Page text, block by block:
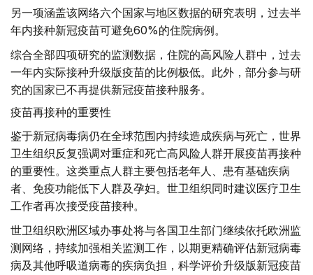
另一项涵盖该网络六个国家与地区数据的研究表明，过去半
年内接种新冠疫苗可避免60%的住院病例。
综合全部四项研究的监测数据，住院的高风险人群中，过去
一年内实际接种升级版疫苗的比例极低。此外，部分参与研
究的国家已不再提供新冠疫苗接种服务。
疫苗再接种的重要性
鉴于新冠病毒病仍在全球范围内持续造成疾病与死亡，世界
卫生组织反复强调对重症和死亡高风险人群开展疫苗再接种
的重要性。这类重点人群主要包括老年人、患有基础疾病
者、免疫功能低下人群及孕妇。世卫组织同时建议医疗卫生
工作者再次接受疫苗接种。
世卫组织欧洲区域办事处将与各国卫生部门继续依托欧洲监
测网络，持续加强相关监测工作，以期更精确评估新冠病毒
病及其他呼吸道病毒的疾病负担，科学评价升级版新冠疫苗